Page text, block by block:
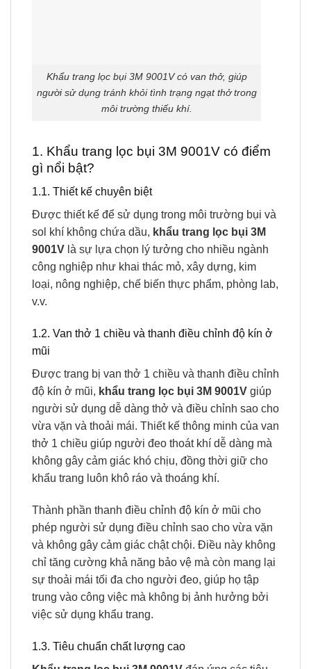
Khẩu trang lọc bụi 3M 9001V có van thở, giúp
người sử dụng tránh khỏi tình trạng ngạt thở trong
môi trường thiếu khí.
1. Khẩu trang lọc bụi 3M 9001V có điểm
gì nổi bật?
1.1. Thiết kế chuyên biệt
Được thiết kế để sử dụng trong môi trường bụi và
sol khí không chứa dầu, khẩu trang lọc bụi 3M
9001V là sự lựa chọn lý tưởng cho nhiều ngành
công nghiệp như khai thác mỏ, xây dựng, kim
loại, nông nghiệp, chế biến thực phẩm, phòng lab,
v.v.
1.2. Van thở 1 chiều và thanh điều chỉnh độ kín ở
mũi
Được trang bị van thở 1 chiều và thanh điều chỉnh
độ kín ở mũi, khẩu trang lọc bụi 3M 9001V giúp
người sử dụng dễ dàng thở và điều chỉnh sao cho
vừa vặn và thoải mái. Thiết kế thông minh của van
thở 1 chiều giúp người đeo thoát khí dễ dàng mà
không gây cảm giác khó chịu, đồng thời giữ cho
khẩu trang luôn khô ráo và thoáng khí.
Thành phần thanh điều chỉnh độ kín ở mũi cho
phép người sử dụng điều chỉnh sao cho vừa vặn
và không gây cảm giác chật chội. Điều này không
chỉ tăng cường khả năng bảo vệ mà còn mang lại
sự thoải mái tối đa cho người đeo, giúp họ tập
trung vào công việc mà không bị ảnh hưởng bởi
việc sử dụng khẩu trang.
1.3. Tiêu chuẩn chất lượng cao